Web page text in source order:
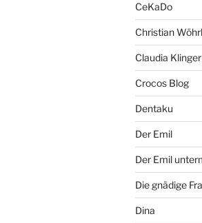
CeKaDo
Christian Wöhrl
Claudia Klinger
Crocos Blog
Dentaku
Der Emil
Der Emil
Die gnädige
Dina